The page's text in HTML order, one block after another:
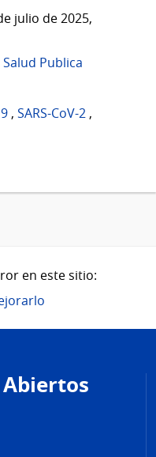
julio de 2025,
Publica
, SARS-CoV-2 ,
en este sitio: